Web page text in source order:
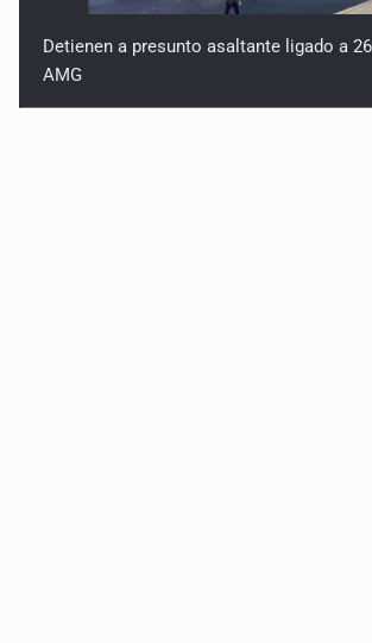
Detienen a presunto asaltante ligado a
AMG